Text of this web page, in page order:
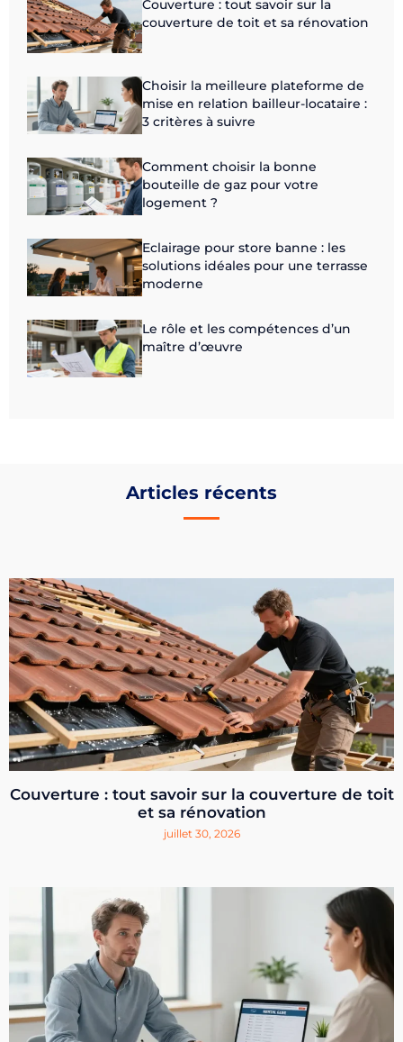
Couverture : tout savoir sur la
couverture de toit et sa rénovation
Choisir la meilleure plateforme de
mise en relation bailleur-locataire :
3 critères à suivre
Comment choisir la bonne
bouteille de gaz pour votre
logement ?
Eclairage pour store banne : les
solutions idéales pour une terrasse
moderne
Le rôle et les compétences d’un
maître d’œuvre
Articles récents
Couverture : tout savoir sur la couverture de toit
et sa rénovation
juillet 30, 2026